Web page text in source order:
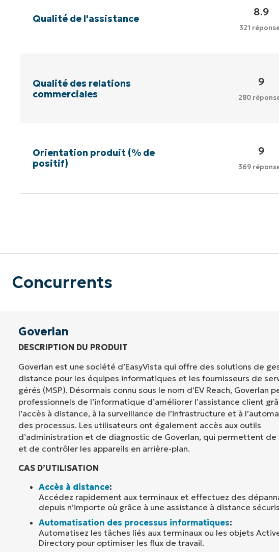
Qualité de l'assistance
8.9
321
Qualité des relations
commerciales
9
280
Orientation produit (% de
positif)
9
369
Concurrents
Goverlan
DESCRIPTION DU PRODUIT
Goverlan est une société d’EasyVista qui offre des solutions de
distance pour les équipes informatiques et les fournisseurs de
gérés (MSP). Désormais connu sous le nom d’EV Reach, Goverlan
professionnels de l’informatique d’améliorer l’assistance client
l’accès à distance, à la surveillance de l’infrastructure et à
des processus. Les utilisateurs ont également accès aux outils
d’administration et de diagnostic de Goverlan, qui permettent de
et de contrôler les appareils en arrière-plan.
CAS D’UTILISATION
Accès à distance:
Accédez rapidement aux terminaux et effectuez des
depuis n’importe où grâce à une assistance à distance
Automatisation des processus informatiques:
Automatisez les tâches liés aux terminaux ou les objets
Directory pour optimiser les flux de travail.